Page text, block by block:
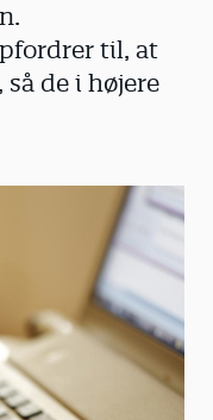
til, at
de i højere